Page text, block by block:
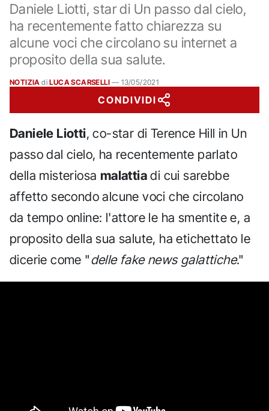
Daniele Liotti, star di Un passo dal cielo,
ha recentemente fatto chiarezza su
alcune voci che circolano su internet a
proposito della sua salute.
NOTIZIA di LUCA SCARSELLI —13/05/2021
CONDIVIDI
Daniele Liotti, co-star di Terence Hill in Un
passo dal cielo, ha recentemente parlato
della misteriosa malattia di cui sarebbe
affetto secondo alcune voci che circolano
da tempo online: l'attore le ha smentite e, a
proposito della sua salute, ha etichettato le
dicerie come "delle fake news galattiche."